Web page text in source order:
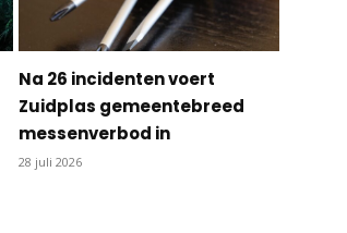
Na 26 incidenten voert
Zuidplas gemeentebreed
messenverbod in
28 juli 2026